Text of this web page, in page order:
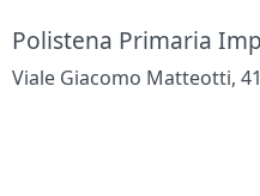
Polistena Primaria
Viale Giacomo Matteotti,